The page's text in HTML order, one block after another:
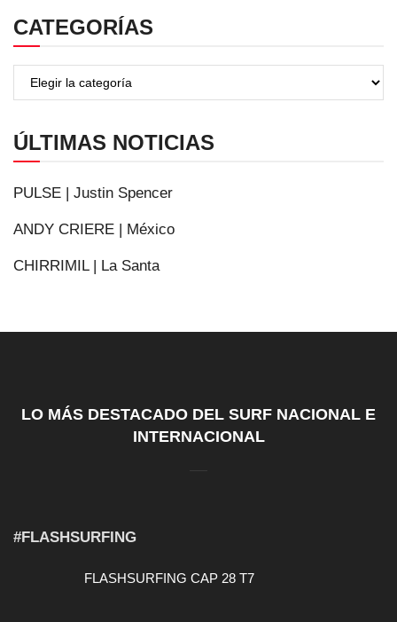
CATEGORÍAS
ÚLTIMAS NOTICIAS
PULSE | Justin Spencer
ANDY CRIERE | México
CHIRRIMIL | La Santa
LO MÁS DESTACADO DEL SURF NACIONAL E
INTERNACIONAL
#FLASHSURFING
FLASHSURFING CAP 28 T7